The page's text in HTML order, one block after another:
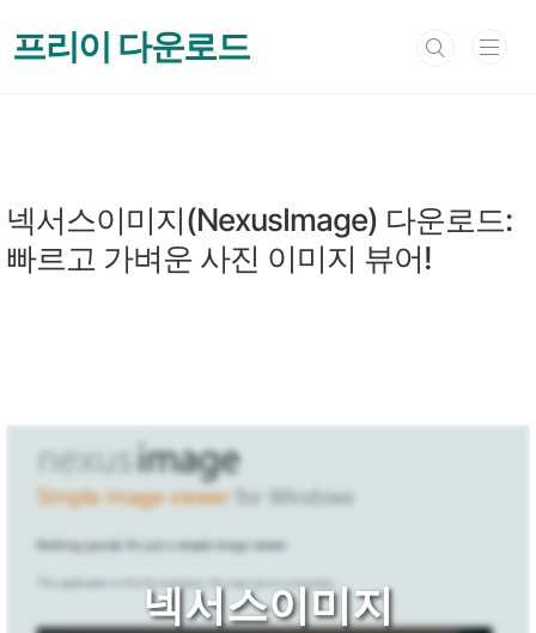
프리이 다운로드
넥서스이미지(NexusImage) 다운로드:
빠르고 가벼운 사진 이미지 뷰어!
넥서스이미지